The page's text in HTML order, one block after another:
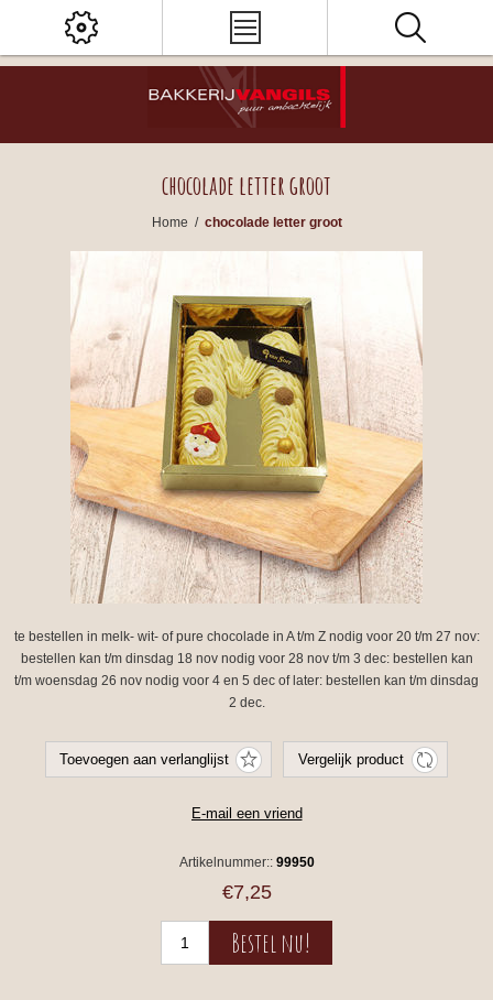
chocolade letter groot
Home / chocolade letter groot
te bestellen in melk- wit- of pure chocolade in A t/m Z nodig voor 20 t/m 27 nov:
bestellen kan t/m dinsdag 18 nov nodig voor 28 nov t/m 3 dec: bestellen kan
t/m woensdag 26 nov nodig voor 4 en 5 dec of later: bestellen kan t/m dinsdag
2 dec.
Artikelnummer:: 99950
€7,25